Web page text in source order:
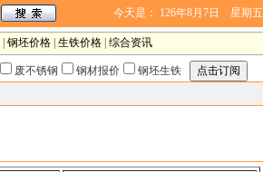
今天是： 126年8月7日 星期五
钢坯价格 生铁价格 综合资讯
废不锈钢 钢材报价
钢坯生铁